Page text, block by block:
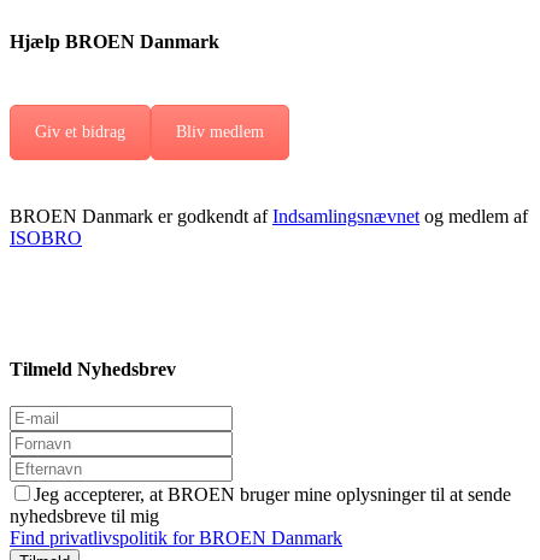
Hjælp BROEN Danmark
Giv et bidrag Bliv medlem
BROEN Danmark er godkendt afIndsamlingsnævnet og medlem af
ISOBRO
Tilmeld Nyhedsbrev
Jeg accepterer, at BROEN bruger mine oplysninger til at sende
nyhedsbreve til mig
Find privatlivspolitik for BROEN Danmark